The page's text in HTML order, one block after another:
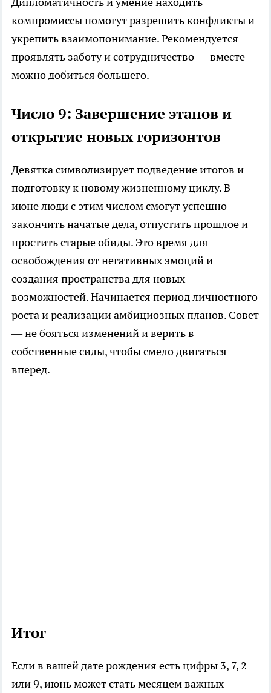
компромиссы помогут разрешить конфликты и
укрепить взаимопонимание. Рекомендуется
проявлять заботу и сотрудничество — вместе
можно добиться большего.
Число 9: Завершение этапов и
открытие новых горизонтов
Девятка символизирует подведение итогов и
подготовку к новому жизненному циклу. В
июне люди с этим числом смогут успешно
закончить начатые дела, отпустить прошлое и
простить старые обиды. Это время для
освобождения от негативных эмоций и
создания пространства для новых
возможностей. Начинается период личностного
роста и реализации амбициозных планов. Совет
— не бояться изменений и верить в
собственные силы, чтобы смело двигаться
вперед.
Итог
Если в вашей дате рождения есть цифры 3, 7, 2
или 9, июнь может стать месяцем важных